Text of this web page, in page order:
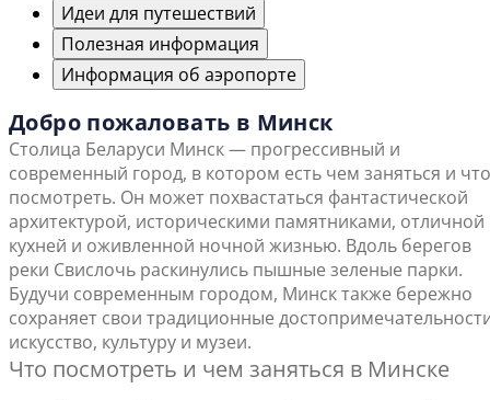
Идеи для путешествий
Полезная информация
Информация об аэропорте
Добро пожаловать в Минск
Столица Беларуси Минск — прогрессивный и
современный город, в котором есть чем заняться и что
посмотреть. Он может похвастаться фантастической
архитектурой, историческими памятниками, отличной
кухней и оживленной ночной жизнью. Вдоль берегов
реки Свислочь раскинулись пышные зеленые парки.
Будучи современным городом, Минск также бережно
сохраняет свои традиционные
искусство, культуру и музеи.
Что посмотреть и чем заняться в Минске